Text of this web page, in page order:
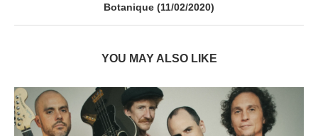
Botanique (11/02/2020)
YOU MAY ALSO LIKE